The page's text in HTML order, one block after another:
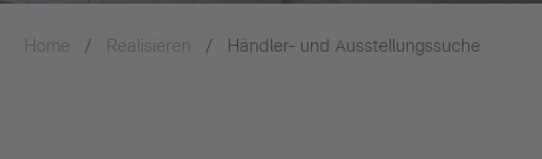
Home Realisieren Händler- und Ausstellungssuche